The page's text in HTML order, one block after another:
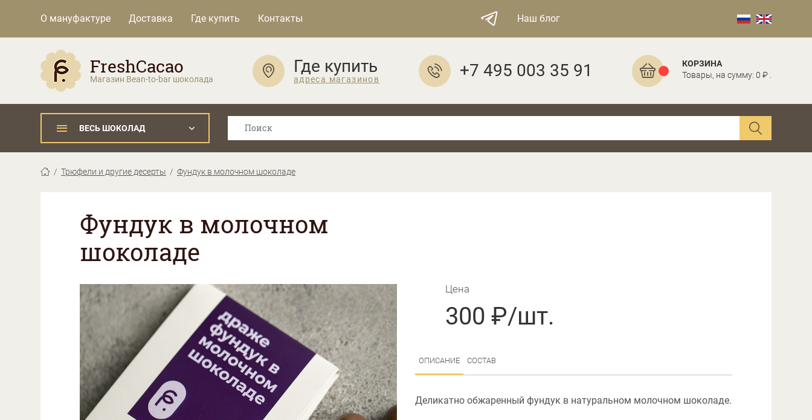
О мануфактуре Доставка Где купить Контакты Наш блог
FreshCacao
Магазин Bean-to-bar шоколада
Где купить
адреса магазинов +7 495 003 35 91
КОРЗИНА
Товары, на сумму: 0 ₽ .
ВЕСЬ ШОКОЛАД
Трюфели и другие десерты Фундук в молочном шоколаде
Фундук в молочном
шоколаде
Цена
300 ₽/шт.
ОПИСАНИЕ СОСТАВ
Деликатно обжаренный фундук в натуральном молочном шоколаде.